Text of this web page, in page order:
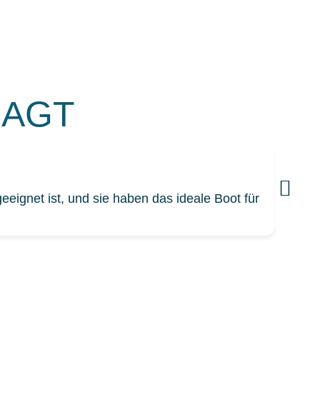
ist, und sie haben das ideale Boot für